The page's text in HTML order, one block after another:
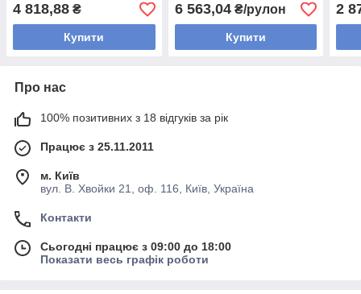
4 818,88 ₴
Купити
6 563,04₴/рулон
Купити
2
Про нас
100% позитивних з 18 відгуків за рік
Працює з 25.11.2011
м. Київ
вул. В. Хвойки 21, оф. 116, Київ, Україна
Контакти
Сьогодні працює з 09:00 до 18:00
Показати весь графік роботи